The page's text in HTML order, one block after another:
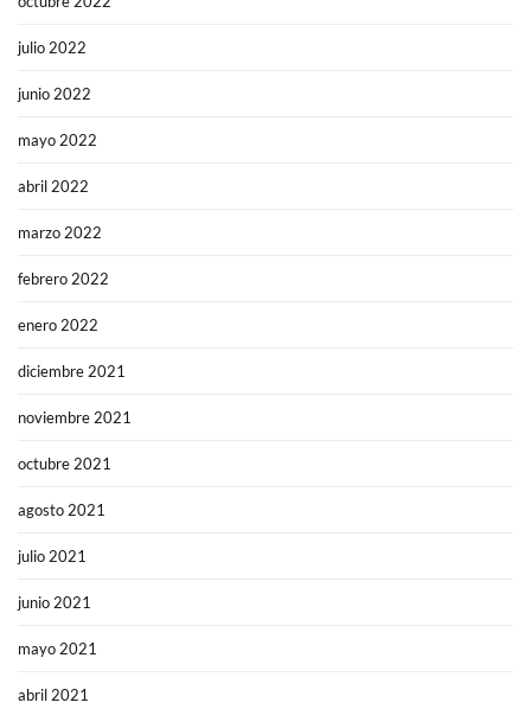
julio 2022
junio 2022
mayo 2022
abril 2022
marzo 2022
febrero 2022
enero 2022
diciembre 2021
noviembre 2021
octubre 2021
agosto 2021
julio 2021
junio 2021
mayo 2021
abril 2021